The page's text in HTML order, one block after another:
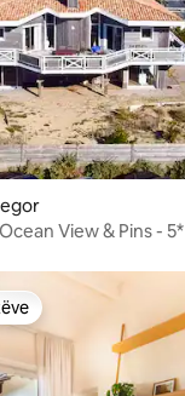
View & Pins - 5*
të klientëve